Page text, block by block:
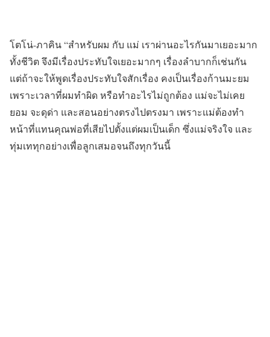
โตโน่-ภาคิน “สำหรับผม กับ แม่ เราผ่านอะไรกันมาเยอะมาก
ทั้งชีวิต จึงมีเรื่องประทับใจเยอะมากๆ เรื่องลำบากก็เช่นกัน
แต่ถ้าจะให้พูดเรื่องประทับใจสักเรื่อง คงเป็นเรื่องก้านมะยม
เพราะเวลาที่ผมทำผิด หรือทำอะไรไม่ถูกต้อง แม่จะไม่เคย
ยอม จะดุด่า และสอนอย่างตรงไปตรงมา เพราะแม่ต้องทำ
หน้าที่แทนคุณพ่อที่เสียไปตั้งแต่ผมเป็นเด็ก ซึ่งแม่จริงใจ และ
ทุ่มเททุกอย่างเพื่อลูกเสมอจนถึงทุกวันนี้